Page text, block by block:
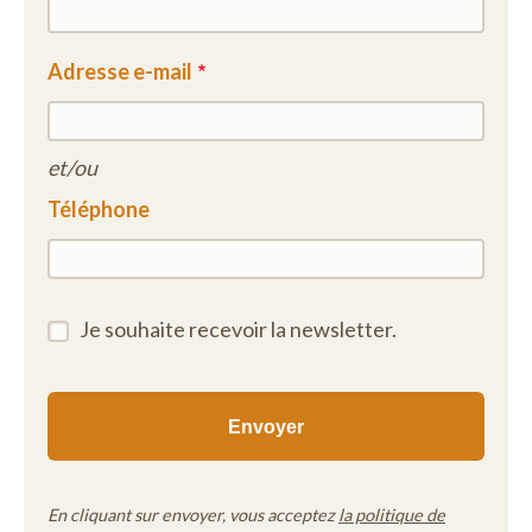
WIFI en is actief op Facebook met nieuws en foto's.
Adresse e-mail
et/ou
Téléphone
Je souhaite recevoir la newsletter.
En cliquant sur envoyer, vous acceptezla politique de